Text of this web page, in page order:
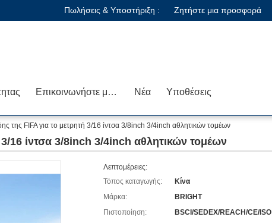
Πωλήσεις & Υποστήριξη : Ζητήστε μια προσφορά
Επικοινωνήστε μαζί μας Νέα Υποθέσεις
της FIFA για το μετρητή 3/16 ίντσα 3/8inch 3/4inch αθλητικών τομέων
16 ίντσα 3/8inch 3/4inch αθλητικών τομέων
Λεπτομέρειες:
Τόπος καταγωγής:
Κίνα
Μάρκα:
BRIGHT
Πιστοποίηση:
BSCI/SEDEX/REACH/CE/ISO